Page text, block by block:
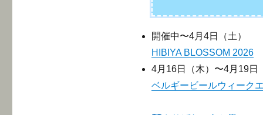
開催中〜4月4日（土）
HIBIYA BLOSSOM 2026
4月16日（木）〜4月19日
ベルギービールウィーク